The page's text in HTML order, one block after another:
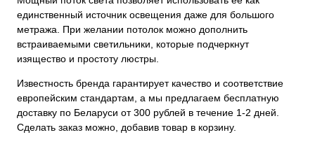
единственный источник освещения даже для большого
метража. При желании потолок можно дополнить
встраиваемыми светильники, которые подчеркнут
изящество и простоту люстры.
Известность бренда гарантирует качество и соответствие
европейским стандартам, а мы предлагаем бесплатную
доставку по Беларуси от 300 рублей в течение 1-2 дней.
Сделать заказ можно, добавив товар в корзину.